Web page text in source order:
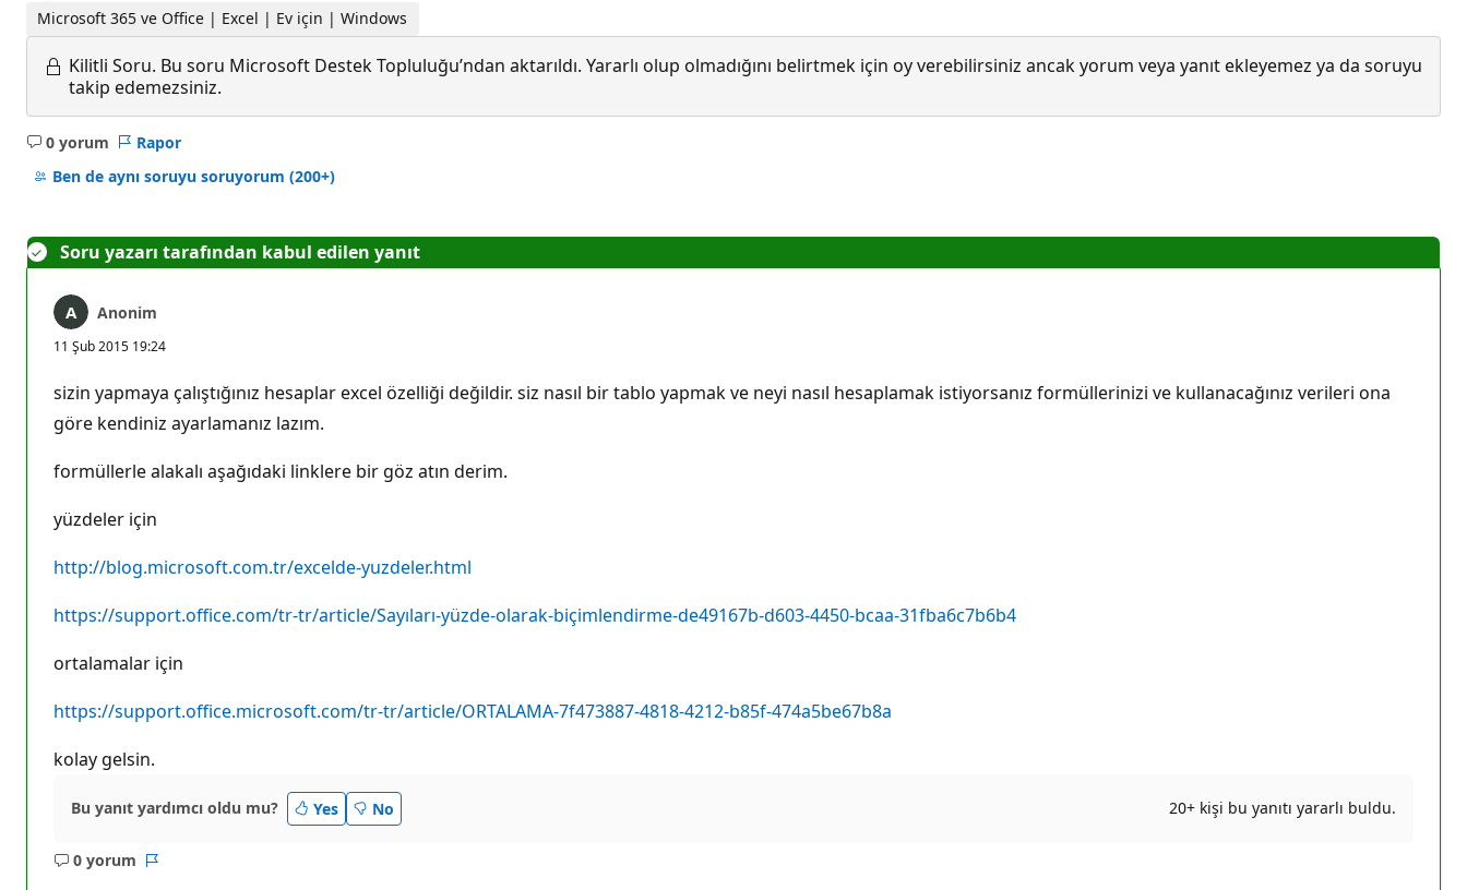
Microsoft 365 ve Office | Excel | Ev için | Windows
Kilitli Soru. Bu soru Microsoft Destek Topluluğu’ndan aktarıldı. Yararlı olup olmadığını belirtmek için oy verebilirsiniz ancak yorum veya yanıt ekleyemez ya da soruyu
takip edemezsiniz.
0 yorum
Açıklama
yok
Rapor
Ben de aynı soruyu soruyorum (200+)
Soru yazarı tarafından kabul edilen yanıt
Anonim
11 Şub 2015 19:24
sizin yapmaya çalıştığınız hesaplar excel özelliği değildir. siz nasıl bir tablo yapmak ve neyi nasıl hesaplamak istiyorsanız formüllerinizi ve kullanacağınız verileri ona
göre kendiniz ayarlamanız lazım.
formüllerle alakalı aşağıdaki linklere bir göz atın derim.
yüzdeler için
http://blog.microsoft.com.tr/excelde-yuzdeler.html
https://support.office.com/tr-tr/article/Sayıları-yüzde-olarak-biçimlendirme-de49167b-d603-4450-bcaa-31fba6c7b6b4
ortalamalar için
https://support.office.microsoft.com/tr-tr/article/ORTALAMA-7f473887-4818-4212-b85f-474a5be67b8a
kolay gelsin.
Bu yanıt yardımcı oldu mu? Yes No 20+ kişi bu yanıtı yararlı buldu.
0 yorum
Açıklama